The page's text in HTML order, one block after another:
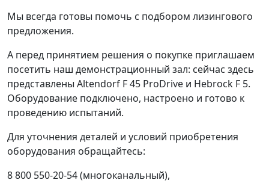
Мы всегда готовы помочь с подбором лизингового
предложения.
А перед принятием решения о покупке приглашаем
посетить наш демонстрационный зал: сейчас здесь
представлены Altendorf F 45 ProDrive и Hebrock F 5.
Оборудование подключено, настроено и готово к
проведению испытаний.
Для уточнения деталей и условий приобретения
оборудования обращайтесь:
8 800 550-20-54 (многоканальный),